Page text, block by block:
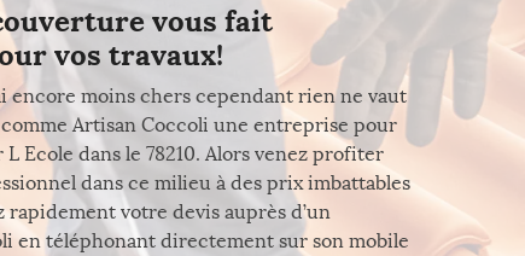
vous fait
vos travaux!
encore moins chers cependant rien ne vaut
Artisan Coccoli une entreprise pour
Ecole dans le 78210. Alors venez profiter
dans ce milieu à des prix imbattables
votre devis auprès d’un
en téléphonant directement sur son mobile